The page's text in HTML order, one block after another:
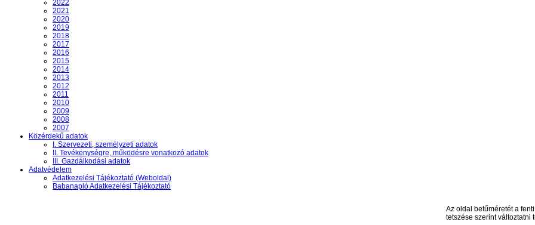
2022
2021
2020
2019
2018
2017
2016
2015
2014
2013
2012
2011
2010
2009
2008
2007
Közérdekű adatok
I. Szervezeti, személyzeti adatok
II. Tevékenységre, működésre vonatkozó adatok
III. Gazdálkodási adatok
Adatvédelem
Adatkezelési Tájékoztató (Weboldal)
Babanapló Adatkezelési Tájékoztató
Az oldal betűméretét a
tetszése szerint változtatni